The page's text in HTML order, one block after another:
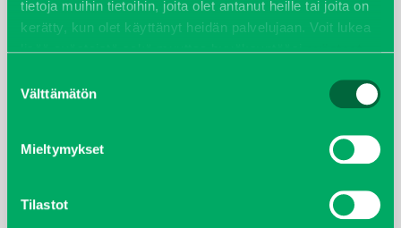
tietoja muihin tietoihin, joita olet antanut heille tai joita on
kerätty, kun olet käyttänyt heidän palvelujaan. Voit lukea
lisää evästeistä sekä muuttaa hyväksyntääsievästeet
valinta
Välttämätön
Mieltymykset
Tilastot
huhtikuu 2022
lokakuu 2021
kesäkuu 2021